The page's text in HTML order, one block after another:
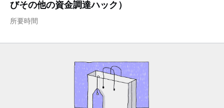
びその他の資金調達ハック）
所要時間